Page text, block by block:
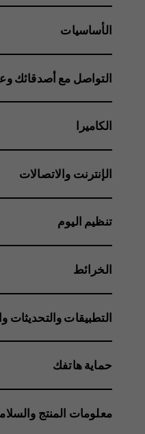
الأساسيات
التواصل مع أصدقائك
الكاميرا
الإنترنت والاتصالات
تنظيم اليوم
الخرائط
التطبيقات والتحديثات
حماية هاتفك
معلومات المنتج